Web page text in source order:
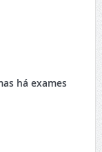
há exames